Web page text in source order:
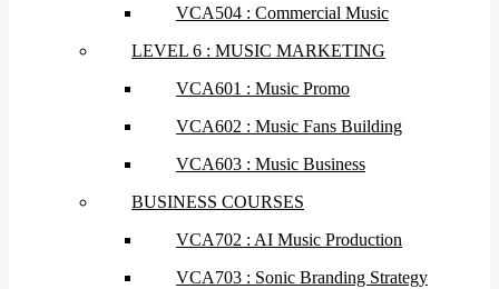
VCA504 : Commercial Music
LEVEL 6 : MUSIC MARKETING
VCA601 : Music Promo
VCA602 : Music Fans Building
VCA603 : Music Business
BUSINESS COURSES
VCA702 : AI Music Production
VCA703 : Sonic Branding Strategy